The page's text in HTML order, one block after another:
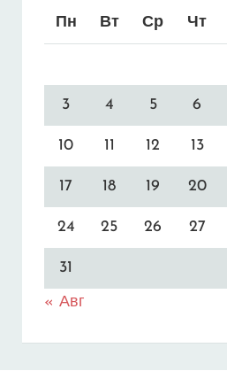
Пн Вт Ср Чт
3 4 5 6
10 11 12 13
17 18 19 20
24 25 26 27
31
« Авг